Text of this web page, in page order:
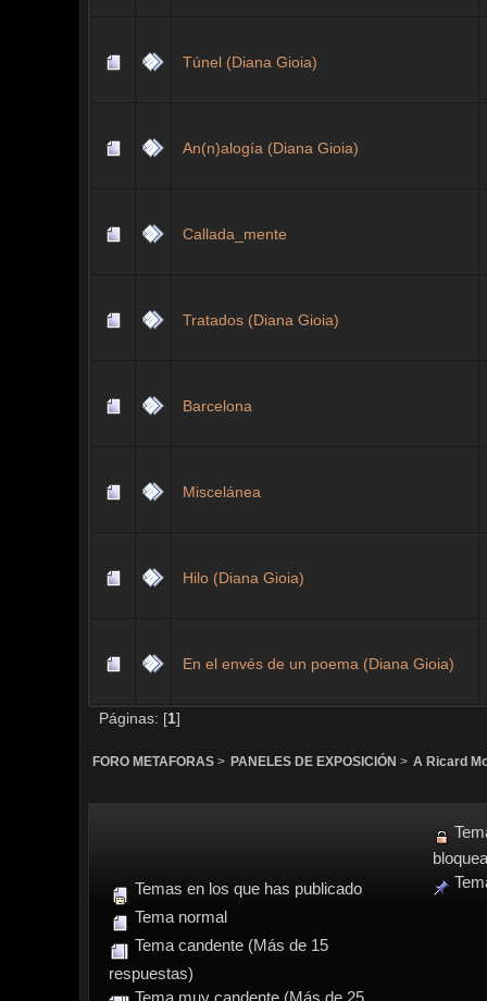
Túnel (Diana Gioia)
An(n)alogía (Diana Gioia)
Callada_mente
Tratados (Diana Gioia)
Barcelona
Miscelánea
Hilo (Diana Gioia)
En el envés de un poema (Diana Gioia)
Páginas: [1]
FORO METAFORAS> PANELES DE EXPOSICIÓN > A Ricard
Temas en los que has publicado
Tema normal
Tema candente (Más de 15
respuestas)
Tema muy candente (Más de 25